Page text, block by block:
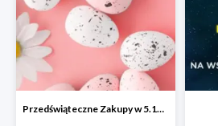
Przedświąteczne Zakupy w 5.10.15 do -50%